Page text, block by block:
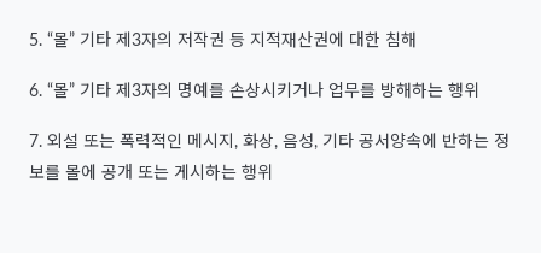
5. “몰” 기타 제3자의 저작권 등 지적재산권에 대한 침해
6. “몰” 기타 제3자의 명예를 손상시키거나 업무를 방해하는 행위
7. 외설 또는 폭력적인 메시지, 화상, 음성, 기타 공서양속에 반하는 정
보를 몰에 공개 또는 게시하는 행위